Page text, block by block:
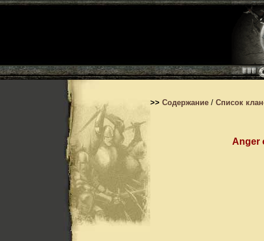
>> Содержание / Список
Anger